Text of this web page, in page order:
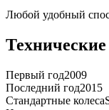
Любой удобный
Первый год2009
Последний год2015
Стандартные колеса